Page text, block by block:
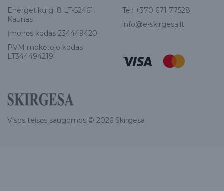
Energetikų g. 8 LT-52461,
Kaunas
Įmonės kodas 234449420
PVM mokėtojo kodas
LT344494219
Tel: +370 671 77528
info@e-skirgesa.lt
Visos teisės saugomos © 2026 Skirgesa